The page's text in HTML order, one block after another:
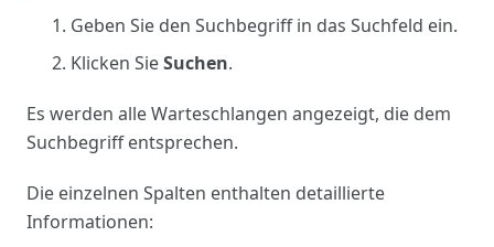
Geben Sie den Suchbegriff in das Suchfeld ein.
Klicken SieSuchen.
Es werden alle Warteschlangen angezeigt, die dem
Suchbegriff entsprechen.
Die einzelnen Spalten enthalten detaillierte
Informationen: